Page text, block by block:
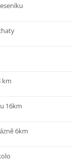
km
16km
6km